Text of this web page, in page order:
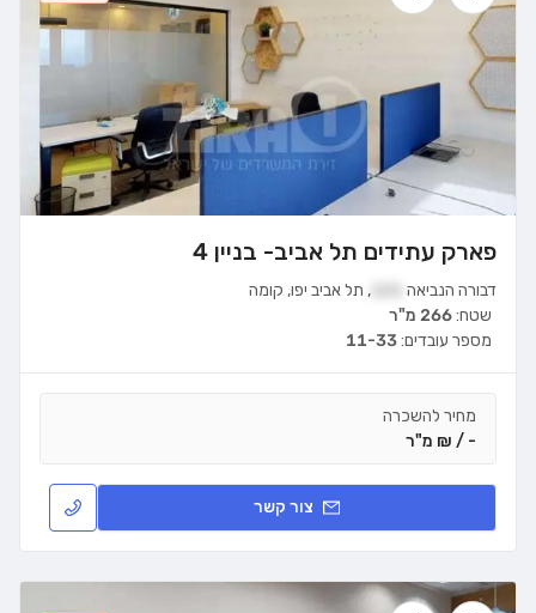
פארק עתידים תל אביב- בניין 4
דבורה הנביאה , תל אביב יפו, קומה
שטח:266 מ"ר
מספר עובדים:11-33
מחיר להשכרה
- / ₪ מ"ר
צור קשר